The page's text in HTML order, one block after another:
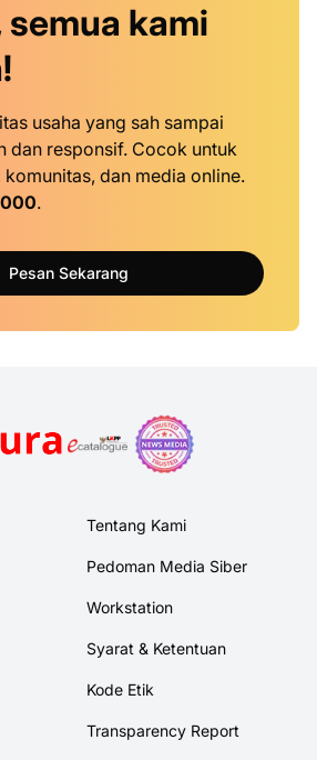
semua kami
usaha yang sah sampai
dan responsif. Cocok untuk
komunitas, dan media online.
.
Pesan Sekarang
Tentang Kami
Pedoman Media Siber
Workstation
Syarat & Ketentuan
Kode Etik
Transparency Report